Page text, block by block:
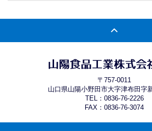
〒757-0011
山口県山陽小野田市大字津布田字
TEL： 0836-76-2226
FAX：0836-76-3074